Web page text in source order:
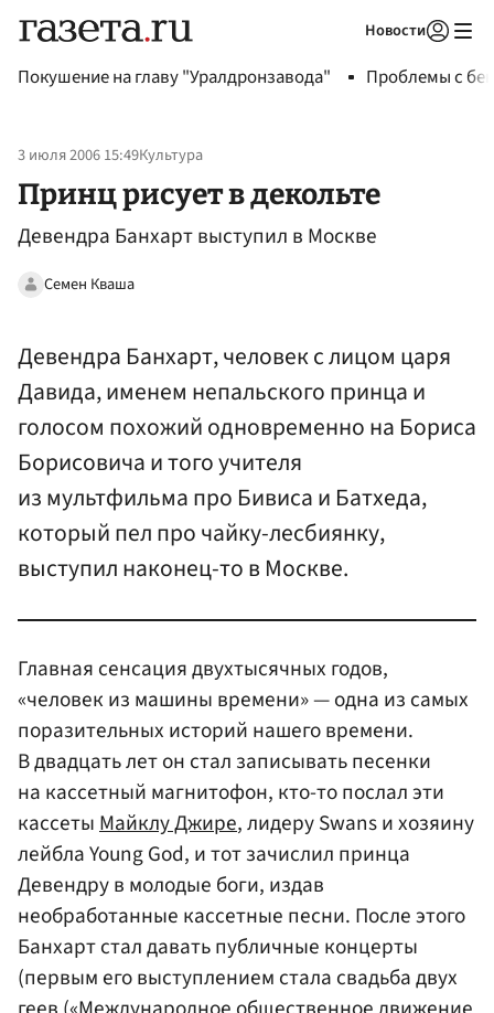
Новости
Покушение на главу "Уралдронзавода" Проблемы с
3 июля 2006 15:49Культура
Принц рисует в декольте
Девендра Банхарт выступил в Москве
Семен Кваша
Девендра Банхарт, человек с лицом царя
Давида, именем непальского принца и
голосом похожий одновременно на Бориса
Борисовича и того учителя
из мультфильма про Бивиса и Батхеда,
который пел про чайку-лесбиянку,
выступил наконец-то в Москве.
Главная сенсация двухтысячных годов,
«человек из машины времени» — одна из самых
поразительных историй нашего времени.
В двадцать лет он стал записывать песенки
на кассетный магнитофон, кто-то послал эти
кассеты Майклу Джире, лидеру Swans и хозяину
лейбла Young God, и тот зачислил принца
Девендру в молодые боги, издав
необработанные кассетные песни. После этого
Банхарт стал давать публичные концерты
(первым его выступлением стала свадьба двух